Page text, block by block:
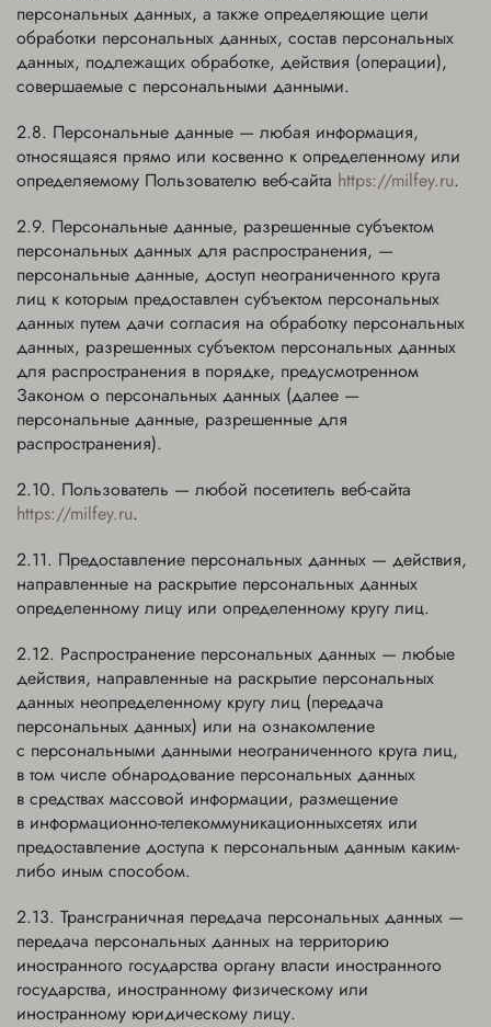
персональных данных, а также определяющие цели
обработки персональных данных, состав персональных
данных, подлежащих обработке, действия (операции),
совершаемые с персональными данными.
Персональные данные — любая информация,
относящаяся прямо или косвенно к определенному или
определяемому Пользователю веб-сайта https://milfey.ru.
Персональные данные, разрешенные субъектом
персональных данных для распространения, —
персональные данные, доступ неограниченного круга
лиц к которым предоставлен субъектом персональных
данных путем дачи согласия на обработку персональных
данных, разрешенных субъектом персональных данных
для распространения в порядке, предусмотренном
Законом о персональных данных (далее —
персональные данные, разрешенные для
распространения).
Пользователь — любой посетитель веб-сайта
https://milfey.ru.
Предоставление персональных данных — действия,
направленные на раскрытие персональных данных
определенному лицу или определенному кругу лиц.
Распространение персональных данных — любые
действия, направленные на раскрытие персональных
данных неопределенному кругу лиц (передача
персональных данных) или на ознакомление
с персональными данными неограниченного круга лиц,
в том числе обнародование персональных данных
в средствах массовой информации, размещение
в информационно-телекоммуникационныхсетях или
предоставление доступа к персональным данным каким-
либо иным способом.
Трансграничная передача персональных данных —
передача персональных данных на территорию
иностранного государства органу власти иностранного
государства, иностранному физическому или
иностранному юридическому лицу.